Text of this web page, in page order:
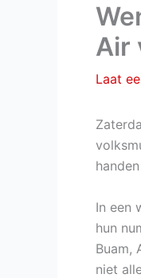
Air
Laat
In een
hun
Buam,
niet